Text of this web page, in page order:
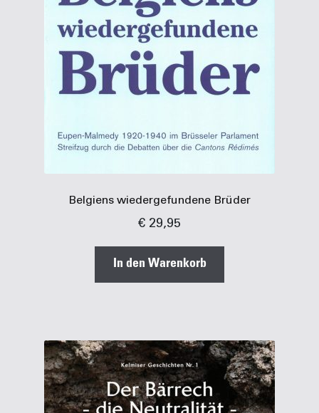
Mein Konto
Über Uns
Belgiens wiedergefundene Brüder
€ 29,95
In den Warenkorb